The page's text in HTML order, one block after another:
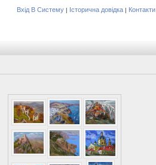
Вхід В Систему | Історична довідка | Контакти